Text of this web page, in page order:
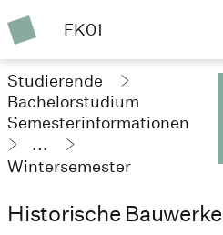
FK01
Studierende
Bachelorstudium
Semesterinformationen
...
Wintersemester
Historische Bauwerke